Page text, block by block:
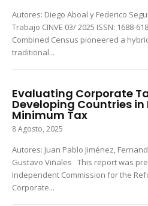
Autores: Diego Aboal y Federico Segui Publicado en: Documento de
Trabajo CINVE 03/ 2025 ISSN: 1688-6183 Abstract Uruguay’s
Combined Census pioneered a
traditional...
Evaluating Corporate
Developing Countries
Minimum Tax
8 Agosto, 2025
Autores: Juan Pablo Jiménez,
Gustavo Viñales This report was prepared at the request of the
Independent Commission for the
Corporate...